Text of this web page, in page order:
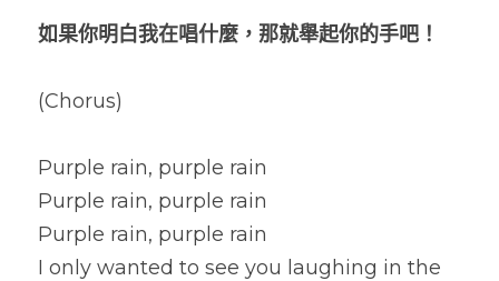
如果你明白我在唱什麼，那就舉起你的手吧！
(Chorus)
Purple rain, purple rain
Purple rain, purple rain
Purple rain, purple rain
I only wanted to see you laughing in the